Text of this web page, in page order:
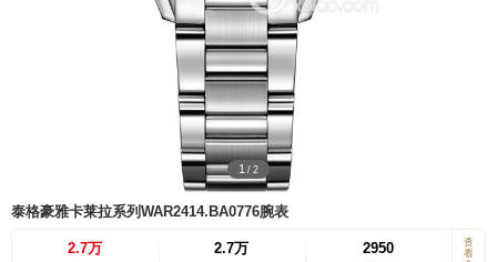
1 / 2
泰格豪雅卡莱拉系列WAR2414.BA0776腕表
2.7万 2.7万 2950
查
看